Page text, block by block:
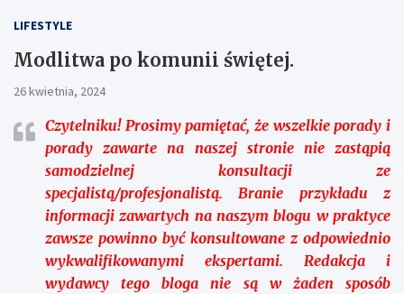
LIFESTYLE
Modlitwa po komunii świętej.
26 kwietnia, 2024
Czytelniku!Prosimy pamiętać, że wszelkie porady i
porady zawarte na naszej stronie nie zastąpią
samodzielnej konsultacji ze
specjalistą/profesjonalistą. Branie przykładu z
informacji zawartych na naszym blogu w praktyce
zawsze powinno być konsultowane z odpowiednio
wykwalifikowanymi ekspertami. Redakcja i
wydawcy tego bloga nie są w żaden sposób